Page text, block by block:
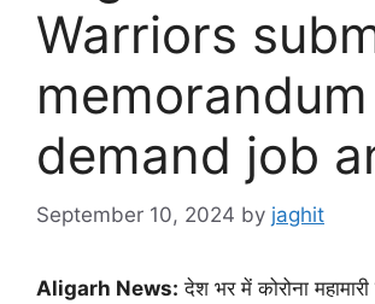
Warriors
demand job
September 10, 2024 by jaghit
Aligarh News: देश भर में कोरोना